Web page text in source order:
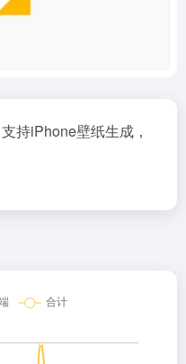
持iPhone壁纸生成，